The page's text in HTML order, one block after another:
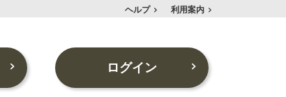
ヘルプ 利用案内
ログイン